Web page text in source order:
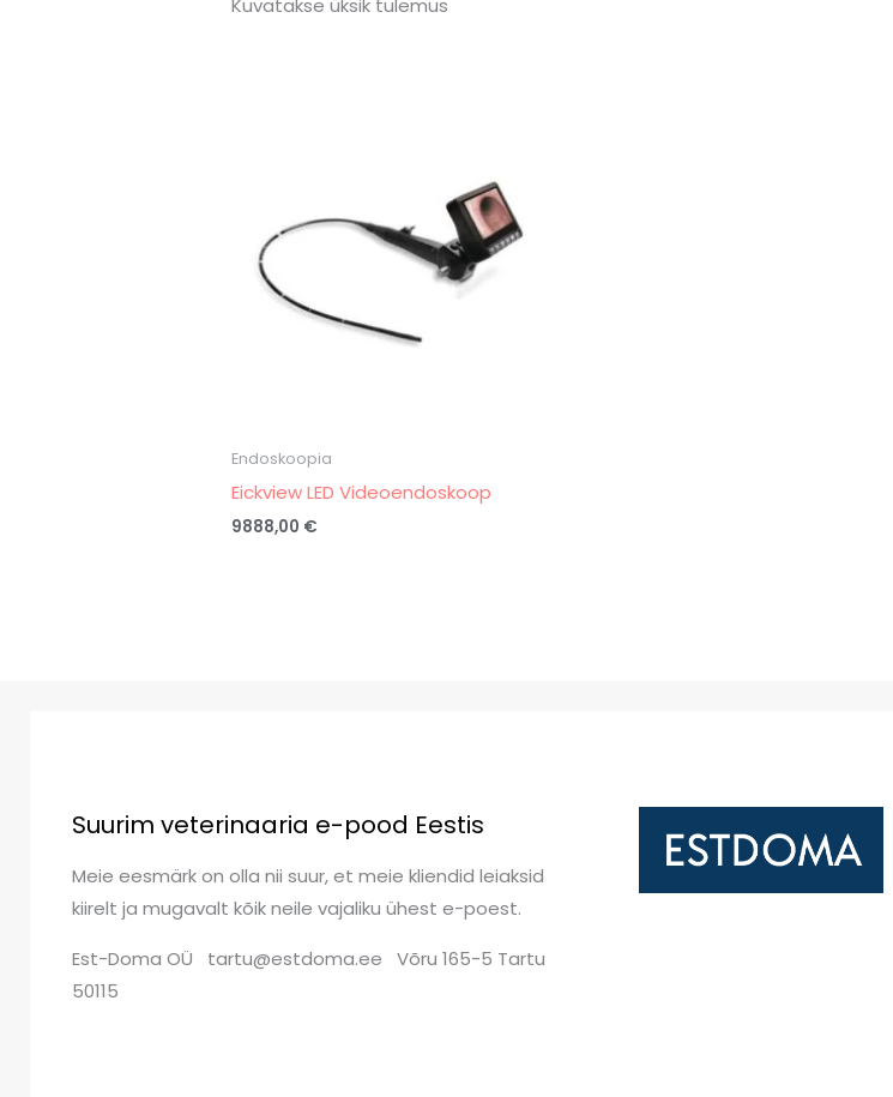
Kuvatakse üksik tulemus
Endoskoopia
Eickview LED Videoendoskoop
9888,00 €
Suurim veterinaaria e-pood Eestis
Meie eesmärk on olla nii suur, et meie kliendid leiaksid
kiirelt ja mugavalt kõik neile vajaliku ühest e-poest.
Est-Doma OÜ tartu@estdoma.ee Võru 165-5 Tartu
50115